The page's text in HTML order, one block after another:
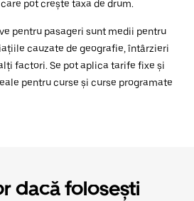
pot crește taxa de drum.
pentru pasageri sunt medii pentru
cauzate de geografie, întârzieri
factori. Se pot aplica tarife fixe și
pentru curse și curse programate
dacă folosești